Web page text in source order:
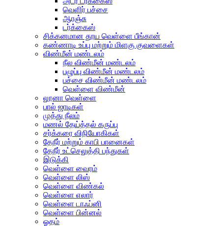
வெளிர் பச்சை
ஆரஞ்சு
டர்க்கைஸ்
சிக்கனமான தூய வெள்ளை பீங்கான்
கண்ணாடி உப்பு மற்றும் மிளகு குவளைகள்
விண்மீன் மண்டலம்
நீல விண்மீன் மண்டலம்
பழுப்பு விண்மீன் மண்டலம்
பச்சை விண்மீன் மண்டலம்
வெள்ளை விண்மீன்
லூனா வெள்ளை
பால் ஜாடிகள்
முத்து நீலம்
மணல் தேய்த்தல் கருப்பு
சர்க்கரை விநியோகிகள்
தேநீர் மற்றும் காபி பானைகள்
தேநீர் உட்செலுத்தி பந்துகள்
இடுக்கி
வெள்ளை வைரம்
வெள்ளை லிஸ்
வெள்ளை விண்கல்
வெள்ளை எலார்
வெள்ளை டாஃப்னி
வெள்ளை பின்னல்
ஓதம்